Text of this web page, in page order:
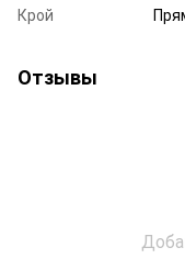
Крой
Отзывы